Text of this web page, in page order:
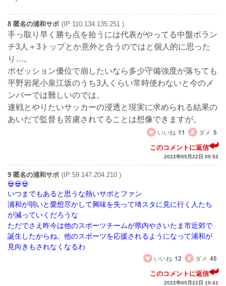
8 匿名の浦和サポ (IP:110.134.135.251 )
手っ取り早く勝ち点を拾うには代表がやってる中盤ボラン
チ3人＋3トップとか意外と合うのではと個人的に思った
り…。
ポゼッション優位で崩したいなら多少守備強度が落ちても
平野岩尾小泉江坂のうち3人くらい常時使わないと今のメ
ンバーでは難しいのでは。
連戦とやりたいサッカーの浸透と現実に求められる結果の
あいだで監督も苦慮されてることは想像できますが。
いいね 11 ダメ 5
このコメントに返信
2022年05月22日 09:53
9 匿名の浦和サポ (IP:59.147.204.210 )
いつまでもあると思うな熱いサポとファン
浦和が弱いと愛想尽かして興味を失って埼スタに見に行く人たち
が減っていくだろうな
ただでさえ昨今は他のスポーツチームが県内やさいたま市近郊で
誕生したからね。他のスポーツを応援されるようになって浦和が
見向きもされなくなるわ
いいね 12 ダメ 45
このコメントに返信
2022年05月22日 10:41